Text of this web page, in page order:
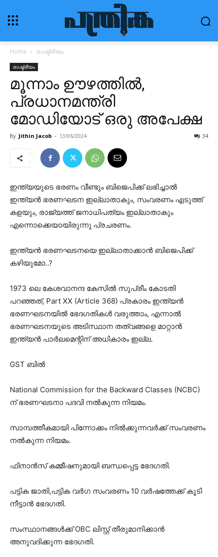
Home രാഷ്ട്രീയം
രാഷ്ട്രീയം
മൂന്നാം ഊഴത്തിൽ,
പ്രധാനമന്ത്രി
മോഡിയോട് ഒരു അപേക്ഷ
By Jithin Jacob - 13/06/2024 34
ഇന്ത്യയുടെ ഭരണം വീണ്ടും ബിജെപിക്ക്‌ ലഭിച്ചാൽ
ഇന്ത്യൻ ഭരണഘടന ഇല്ലാതാകും, സംവരണം എടുത്ത്
കളയും, രാജ്യത്ത് ജനാധിപത്യം ഇല്ലാതാകും
എന്നൊക്കെയായിരുന്നു പ്രചരണം.
ഇന്ത്യൻ ഭരണഘടനയെ ഇല്ലാതാക്കാൻ ബിജെപിക്ക്‌
കഴിയുമോ..?
1973 ലെ കേശവാനന്ദ കേസിൽ സുപ്രീം കോടതി
പറഞ്ഞത്, Part XX (Article 368) പ്രകാരം ഇന്ത്യൻ
ഭരണഘടനയിൽ ഭേദഗതികൾ വരുത്താം, എന്നാൽ
ഭരണഘടനയുടെ അടിസ്ഥാന തത്വങ്ങളെ മാറ്റാൻ
ഇന്ത്യൻ പാർലമെന്റിന് അധികാരം ഇല്ല.
GST ബിൽ
National Commission for the Backward Classes (NCBC)
ന് ഭരണഘടനാ പദവി നൽകുന്ന നിയമം.
സാമ്പത്തീകമായി പിന്നോക്കം നിൽക്കുന്നവർക്ക് സംവരണം
നൽകുന്ന നിയമം.
ഫിനാൻസ് കമ്മീഷനുമായി ബന്ധപ്പെട്ട ഭേദഗതി.
പട്ടിക ജാതി,പട്ടിക വർഗ സംവരണം 10 വർഷത്തേക്ക് കൂടി
നീട്ടാൻ ഭേദഗതി.
സംസ്ഥാനങ്ങൾക്ക് OBC ലിസ്റ്റ് തീരുമാനിക്കാൻ
അനുവദിക്കുന്ന ഭേദഗതി.